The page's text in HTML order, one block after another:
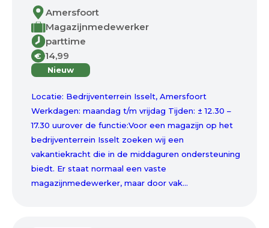
Amersfoort
Magazijnmedewerker
parttime
€ 14,99
Nieuw
Locatie: Bedrijventerrein Isselt, Amersfoort
Werkdagen: maandag t/m vrijdag Tijden: ± 12.30 –
17.30 uurover de functie:Voor een magazijn op het
bedrijventerrein Isselt zoeken wij een
vakantiekracht die in de middaguren ondersteuning
biedt. Er staat normaal een vaste
magazijnmedewerker, maar door vak...